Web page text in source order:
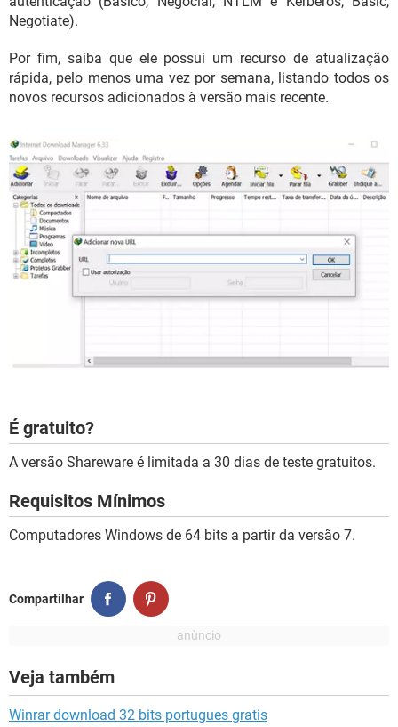
Negotiate).
Por fim, saiba que ele possui um recurso de atualização
rápida, pelo menos uma vez por semana, listando todos os
novos recursos adicionados à versão mais recente.
É gratuito?
A versão Shareware é limitada a 30 dias de teste gratuitos.
Requisitos Mínimos
Computadores Windows de 64 bits a partir da versão 7.
Compartilhar
Veja também
Winrar download 32 bits portugues gratis